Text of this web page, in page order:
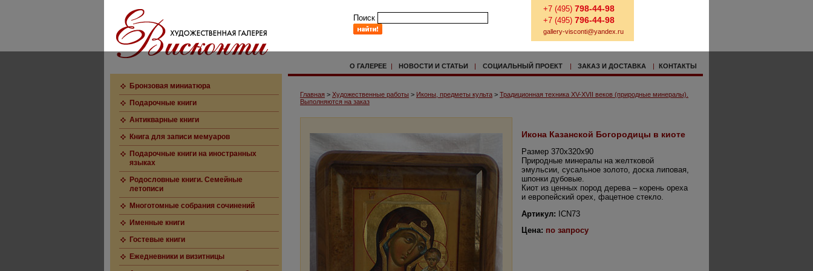
Поиск
+7 (495) 798-44-98
+7 (495) 796-44-98
gallery-visconti@yandex.ru
О ГАЛЕРЕЕ | НОВОСТИ И СТАТЬИ | СОЦИАЛЬНЫЙ ПРОЕКТ | ЗАКАЗ И ДОСТАВКА | КОНТАКТЫ
Бронзовая миниатюра
Подарочные книги
Антикварные книги
Книга для записи мемуаров
Подарочные книги на иностранных
языках
Родословные книги. Семейные
летописи
Многотомные собрания сочинений
Именные книги
Гостевые книги
Ежедневники и визитницы
Главная > Художественные работы > Иконы, предметы культа > Традиционная техника XV-XVII веков (природные минералы).
Выполняются на заказ
Икона Казанской Богородицы в киоте
Размер 370х320х90
Природные минералы на желтковой
эмульсии, сусальное золото, доска липовая,
шпонки дубовые.
Киот из ценных пород дерева – корень ореха
и европейский орех, фацетное стекло.
Артикул: ICN73
Цена: по запросу